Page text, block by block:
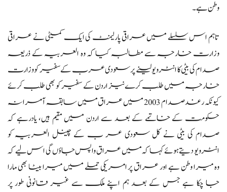
وطن ہے۔
تاہم اس سلسلے میں عراقی پارلیمنٹ کی ایک کمیٹی نے عراقی
وزارت خارجہ سے مطالبہ کیا کہ وہ العربیہ کے ذریعہ
صدام کی بیٹی کا انٹرویو لینے پرسعودی عرب کے سفیر کو وزارت
خارجہ میں طلب کرےنیز اردن کے سفیر کو بھی طلب کرئے
کیونکہ رغد صدام 2003 میں عراق میں سابقہ آمرانہ
حکومت کے خاتمے کے بعد سے اردن میں مقیم ہیں، یادرہے کہ
صدام کی بیٹی نے کل سعودی عر ب کے چینل العربیہ کو
انٹرویو دیتے ہوئے کہا کہ میں عراق واپس جاؤں گی اس لیے کہ
وہ میرا وطن ہے اور عراق پر امریکی حملے میں میرا بیٹا بھی مارا
جا چکا ہے جس کے بعد ہم اپنے ملک سے غیر قانونی طور پر